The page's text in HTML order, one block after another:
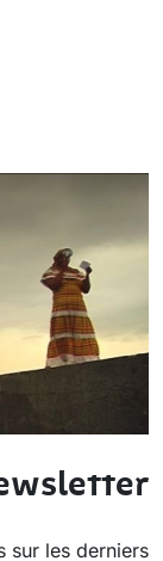
sur les derniers